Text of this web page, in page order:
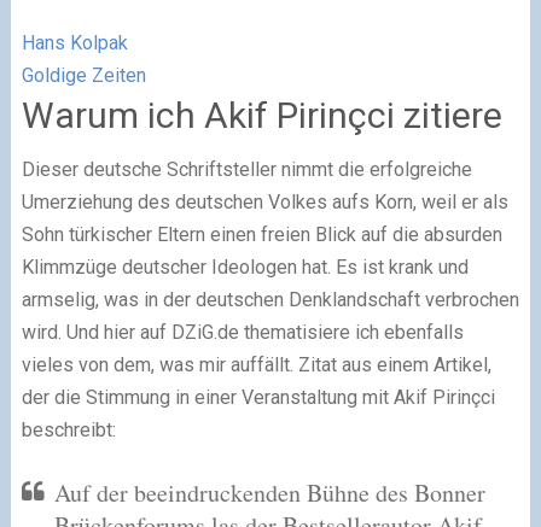
Hans Kolpak
Goldige Zeiten
Warum ich Akif Pirinçci zitiere
Dieser deutsche Schriftsteller nimmt die erfolgreiche
Umerziehung des deutschen Volkes aufs Korn, weil er als
Sohn türkischer Eltern einen freien Blick auf die absurden
Klimmzüge deutscher Ideologen hat. Es ist krank und
armselig, was in der deutschen Denklandschaft verbrochen
wird. Und hier auf DZiG.de thematisiere ich ebenfalls
vieles von dem, was mir auffällt. Zitat aus einem Artikel,
der die Stimmung in einer Veranstaltung mit Akif Pirinçci
beschreibt:
Auf der beeindruckenden Bühne des Bonner